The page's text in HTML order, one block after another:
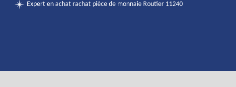
Expert en achat rachat pièce de monnaie Routier 11240